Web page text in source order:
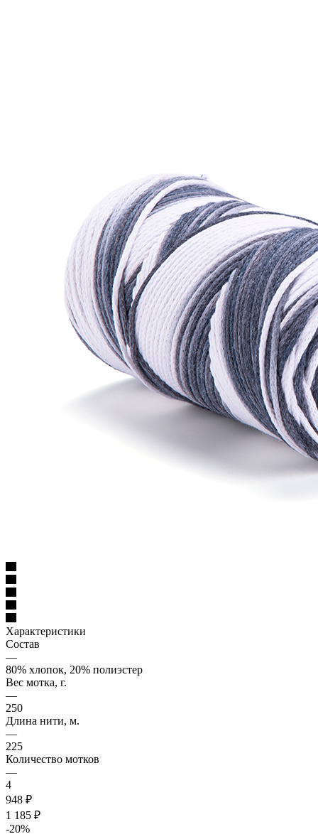
Характеристики
Состав
—
80% хлопок, 20% полиэстер
Вес мотка, г.
—
250
Длина нити, м.
—
225
Количество мотков
—
4
948 ₽
1 185 ₽
-20%